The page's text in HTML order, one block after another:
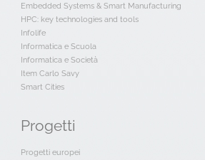
Embedded Systems & Smart Manufacturing
HPC: key technologies and tools
Infolife
Informatica e Scuola
Informatica e Società
Item Carlo Savy
Smart Cities
Progetti
Progetti europei